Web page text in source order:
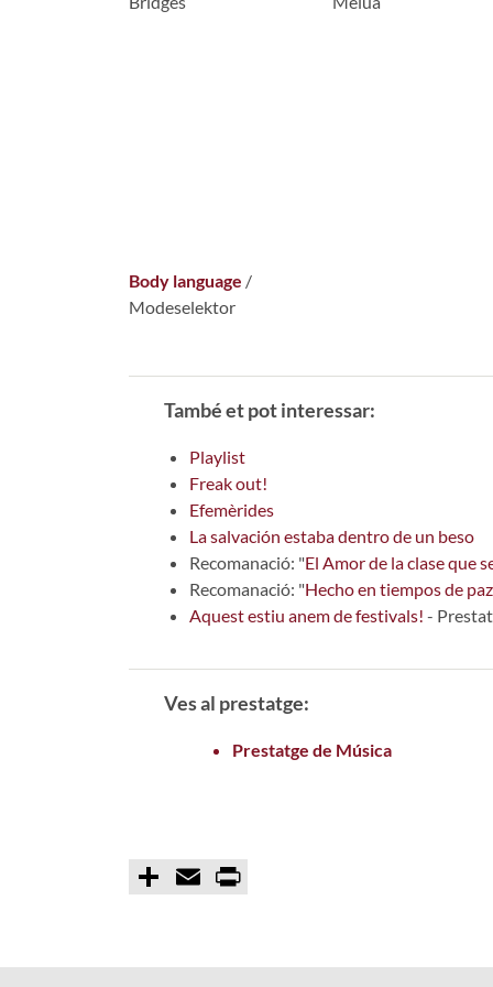
Body language /
Modeselektor
També et pot interessar:
Playlist
Freak out!
Efemèrides
La salvación estaba dentro de un beso
Recomanació: "El Amor de la clase que
Recomanació: "Hecho en tiempos de paz
Aquest estiu anem de festivals! -
Ves al prestatge:
Prestatge de Música
C
t
m